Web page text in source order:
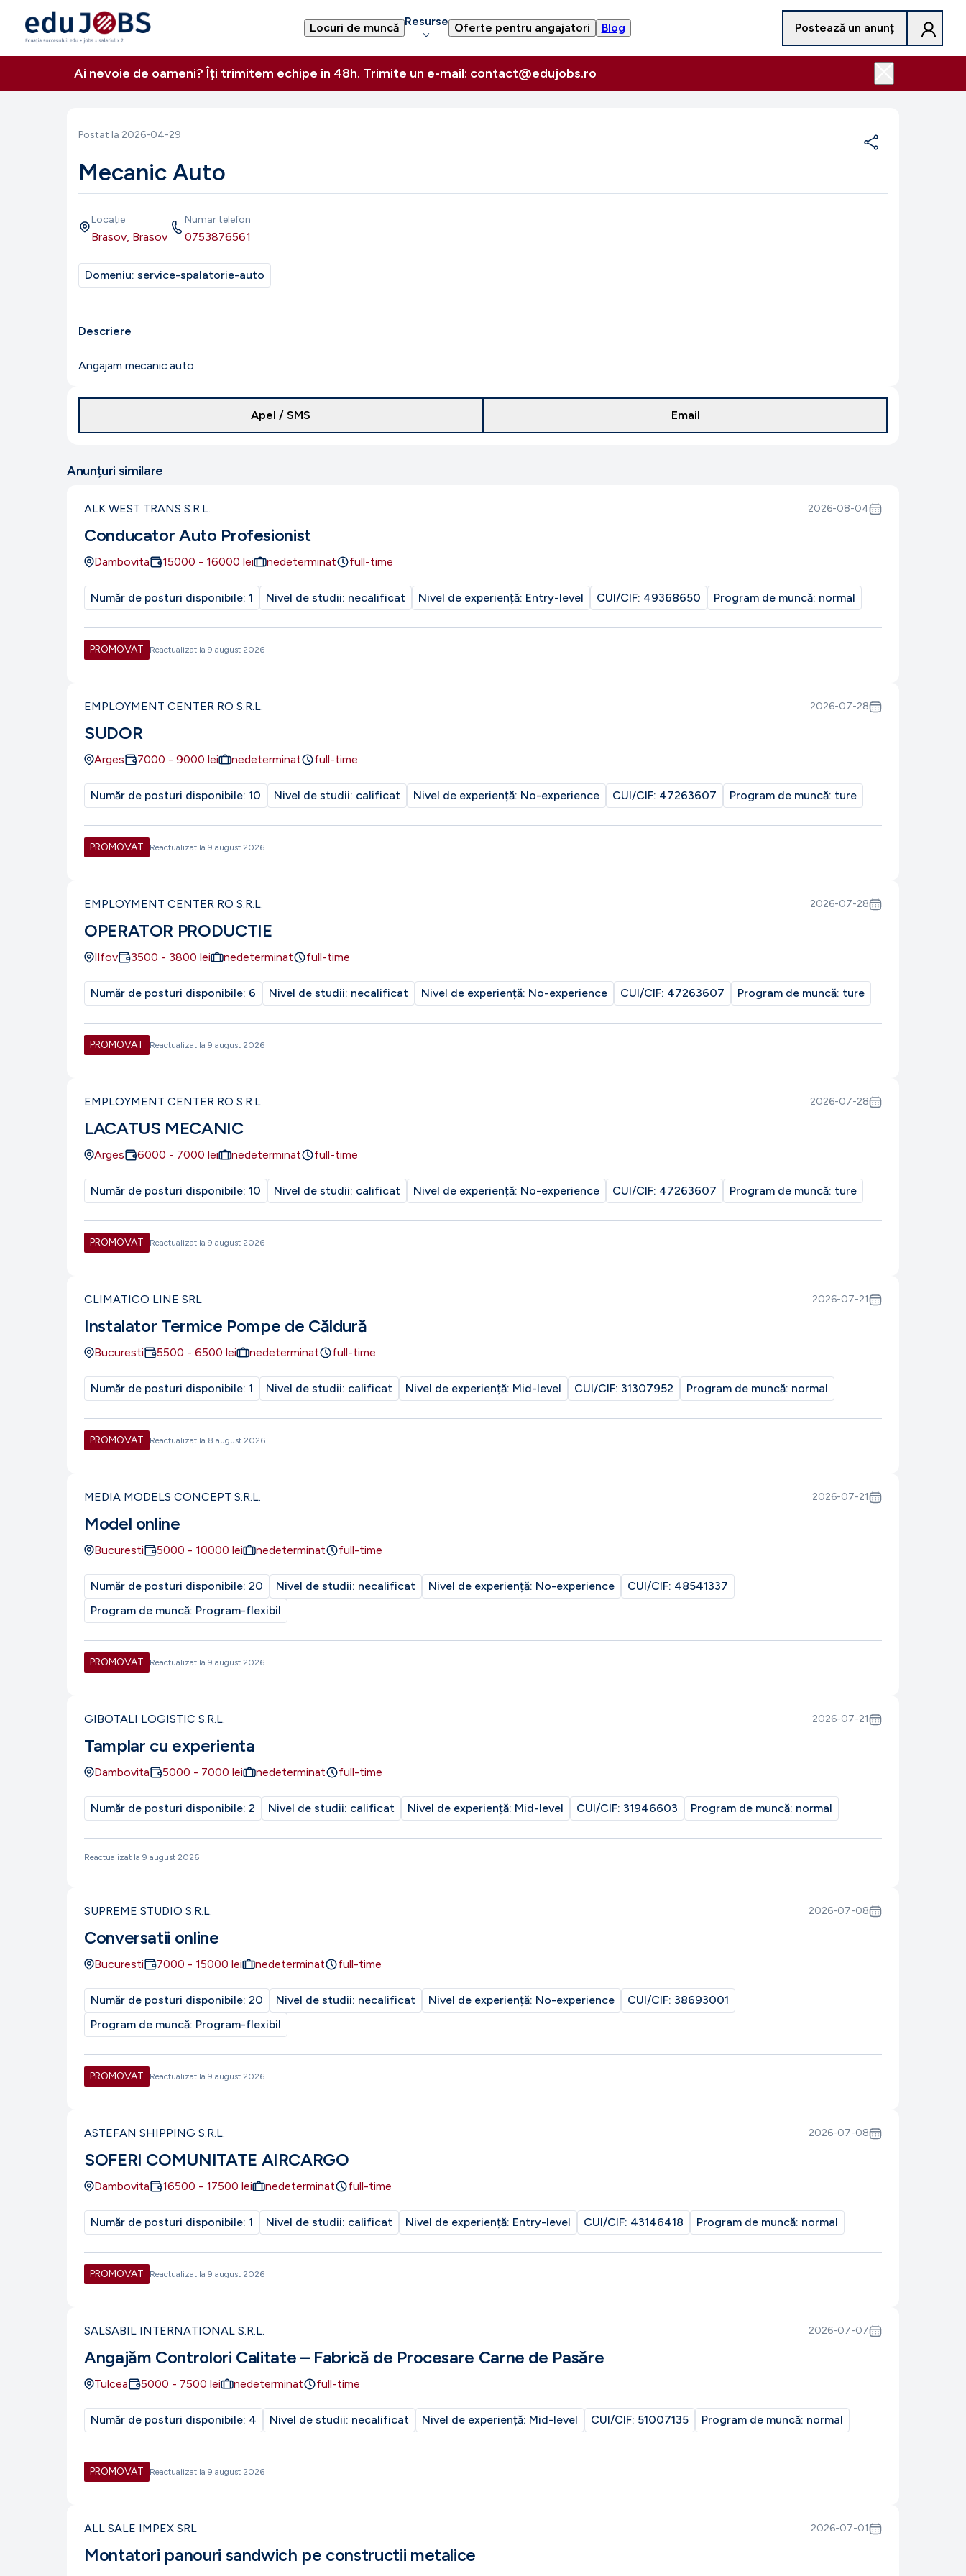
Locuri de muncă Resurse Oferte pentru angajatori Blog Postează un anunț
Ai nevoie de oameni? Îți trimitem echipe în 48h. Trimite un e-mail: contact@edujobs.ro
Postat la 2026-04-29
Mecanic Auto
Locație
Brasov, Brasov
Numar telefon
0753876561
Domeniu: service-spalatorie-auto
Descriere
Angajam mecanic auto
Apel / SMS Email
Anunțuri similare
ALK WEST TRANS S.R.L. 2026-08-04
Conducator Auto Profesionist
Dambovita 15000 - 16000 lei nedeterminat full-time
Număr de posturi disponibile: 1 Nivel de studii: necalificat Nivel de experiență: Entry-level CUI/CIF: 49368650 Program de muncă: normal
PROMOVAT Reactualizat la 9 august 2026
EMPLOYMENT CENTER RO S.R.L. 2026-07-28
SUDOR
Arges 7000 - 9000 lei nedeterminat full-time
Număr de posturi disponibile: 10 Nivel de studii: calificat Nivel de experiență: No-experience CUI/CIF: 47263607 Program de muncă: ture
PROMOVAT Reactualizat la 9 august 2026
EMPLOYMENT CENTER RO S.R.L. 2026-07-28
OPERATOR PRODUCTIE
Ilfov 3500 - 3800 lei nedeterminat full-time
Număr de posturi disponibile: 6 Nivel de studii: necalificat Nivel de experiență: No-experience CUI/CIF: 47263607 Program de muncă: ture
PROMOVAT Reactualizat la 9 august 2026
EMPLOYMENT CENTER RO S.R.L. 2026-07-28
LACATUS MECANIC
Arges 6000 - 7000 lei nedeterminat full-time
Număr de posturi disponibile: 10 Nivel de studii: calificat Nivel de experiență: No-experience CUI/CIF: 47263607 Program de muncă: ture
PROMOVAT Reactualizat la 9 august 2026
CLIMATICO LINE SRL 2026-07-21
Instalator Termice Pompe de Căldură
Bucuresti 5500 - 6500 lei nedeterminat full-time
Număr de posturi disponibile: 1 Nivel de studii: calificat Nivel de experiență: Mid-level CUI/CIF: 31307952 Program de muncă: normal
PROMOVAT Reactualizat la 8 august 2026
MEDIA MODELS CONCEPT S.R.L. 2026-07-21
Model online
Bucuresti 5000 - 10000 lei nedeterminat full-time
Număr de posturi disponibile: 20 Nivel de studii: necalificat Nivel de experiență: No-experience CUI/CIF: 48541337
Program de muncă: Program-flexibil
PROMOVAT Reactualizat la 9 august 2026
GIBOTALI LOGISTIC S.R.L. 2026-07-21
Tamplar cu experienta
Dambovita 5000 - 7000 lei nedeterminat full-time
Număr de posturi disponibile: 2 Nivel de studii: calificat Nivel de experiență: Mid-level CUI/CIF: 31946603 Program de muncă: normal
Reactualizat la 9 august 2026
SUPREME STUDIO S.R.L. 2026-07-08
Conversatii online
Bucuresti 7000 - 15000 lei nedeterminat full-time
Număr de posturi disponibile: 20 Nivel de studii: necalificat Nivel de experiență: No-experience CUI/CIF: 38693001
Program de muncă: Program-flexibil
PROMOVAT Reactualizat la 9 august 2026
ASTEFAN SHIPPING S.R.L. 2026-07-08
SOFERI COMUNITATE AIRCARGO
Dambovita 16500 - 17500 lei nedeterminat full-time
Număr de posturi disponibile: 1 Nivel de studii: calificat Nivel de experiență: Entry-level CUI/CIF: 43146418 Program de muncă: normal
PROMOVAT Reactualizat la 9 august 2026
SALSABIL INTERNATIONAL S.R.L. 2026-07-07
Angajăm Controlori Calitate – Fabrică de Procesare Carne de Pasăre
Tulcea 5000 - 7500 lei nedeterminat full-time
Număr de posturi disponibile: 4 Nivel de studii: necalificat Nivel de experiență: Mid-level CUI/CIF: 51007135 Program de muncă: normal
PROMOVAT Reactualizat la 9 august 2026
ALL SALE IMPEX SRL 2026-07-01
Montatori panouri sandwich pe constructii metalice